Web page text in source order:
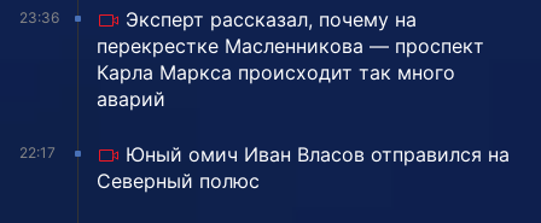
23:36
Эксперт рассказал, почему на
перекрестке Масленникова — проспект
Карла Маркса происходит так много
аварий
22:17
Юный омич Иван Власов отправился на
Северный полюс